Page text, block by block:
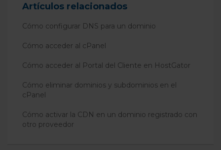
Artículos relacionados
Cómo configurar DNS para un dominio
Cómo acceder al cPanel
Cómo acceder al Portal del Cliente en HostGator
Cómo eliminar dominios y subdominios en el
cPanel
Cómo activar la CDN en un dominio registrado con
otro proveedor